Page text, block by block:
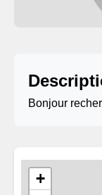
Bonjour